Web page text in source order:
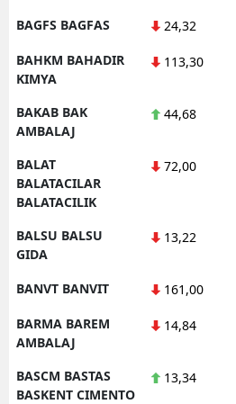
BAGFS BAGFAS 24,32
BAHKM BAHADIR
KIMYA
113,30
BAKAB BAK
AMBALAJ
44,68
BALAT
BALATACILAR
BALATACILIK
72,00
BALSU BALSU
GIDA
13,22
BANVT BANVIT 161,00
BARMA BAREM
AMBALAJ
14,84
BASCM BASTAS
BASKENT CIMENTO
13,34